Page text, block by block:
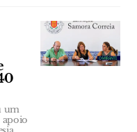
um
apoio